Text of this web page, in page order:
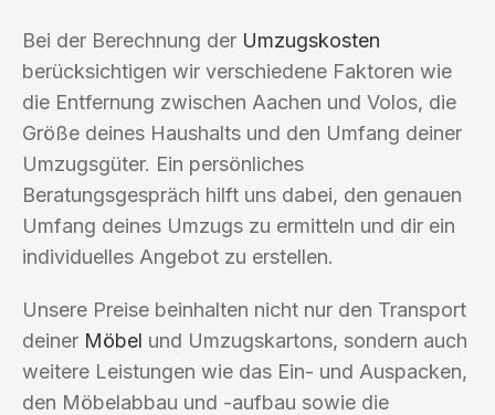
Bei der Berechnung der Umzugskosten
berücksichtigen wir verschiedene Faktoren wie
die Entfernung zwischen Aachen und Volos, die
Größe deines Haushalts und den Umfang deiner
Umzugsgüter. Ein persönliches
Beratungsgespräch hilft uns dabei, den genauen
Umfang deines Umzugs zu ermitteln und dir ein
individuelles Angebot zu erstellen.
Unsere Preise beinhalten nicht nur den Transport
deiner Möbel und Umzugskartons, sondern auch
weitere Leistungen wie das Ein- und Auspacken,
den Möbelabbau und -aufbau sowie die